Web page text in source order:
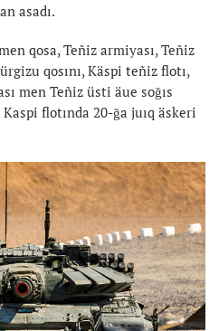
asadı.
qosa, Teñiz armiyası, Teñiz
qosını, Käspi teñiz flotı,
men Teñiz üsti äue soğıs
flotında 20-ğa juıq äskeri